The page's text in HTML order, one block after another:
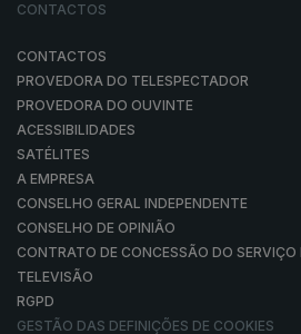
CONTACTOS
CONTACTOS
PROVEDORA DO TELESPECTADOR
PROVEDORA DO OUVINTE
ACESSIBILIDADES
SATÉLITES
A EMPRESA
CONSELHO GERAL INDEPENDENTE
CONSELHO DE OPINIÃO
CONTRATO DE CONCESSÃO DO SERVIÇO
TELEVISÃO
RGPD
GESTÃO DAS DEFINIÇÕES DE COOKIES